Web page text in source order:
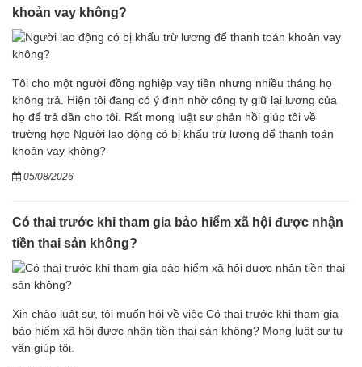
khoản vay không?
Tôi cho một người đồng nghiệp vay tiền nhưng nhiều tháng họ
không trả. Hiện tôi đang có ý định nhờ công ty giữ lại lương của
họ để trả dần cho tôi. Rất mong luật sư phản hồi giúp tôi về
trường hợp Người lao động có bị khấu trừ lương để thanh toán
khoản vay không?
05/08/2026
Có thai trước khi tham gia bảo hiểm xã hội được nhận
tiền thai sản không?
Xin chào luật sư, tôi muốn hỏi về việc Có thai trước khi tham gia
bảo hiểm xã hội được nhận tiền thai sản không? Mong luật sư tư
vấn giúp tôi.